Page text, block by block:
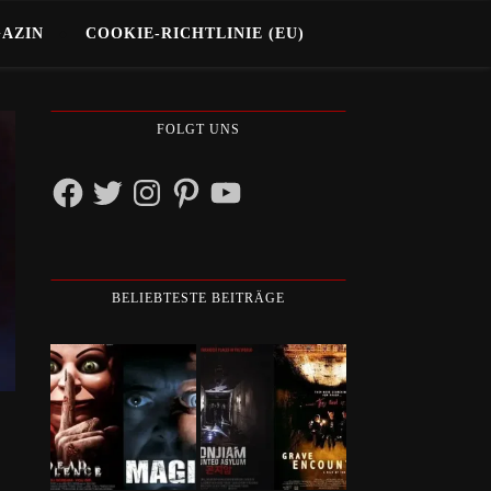
COOKIE-RICHTLINIE (EU)
FOLGT UNS
FacebookTwitterInstagramPinterestYouTube
BELIEBTESTE BEITRÄGE